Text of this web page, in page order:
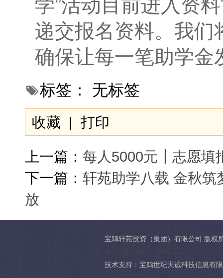
学”活动目前进入资
递交报名资料。我们
确保让每一笔助学金
标签： 无标签
收藏 | 打印
上一篇： 每人5000元┃志愿填
下一篇： 轩苑助学八载 金秋筑
放
宝鸡轩苑投资（集团）有限公司 版权
技术支持：宝鸡世纪天诚科技信息有